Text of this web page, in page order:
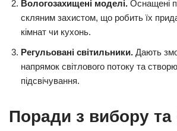
Вологозахищені моделі. Оснащені
скляним захистом, що робить їх
кімнат чи кухонь.
Регульовані світильники. Дають
напрямок світлового потоку та
підсвічування.
Поради з вибору та